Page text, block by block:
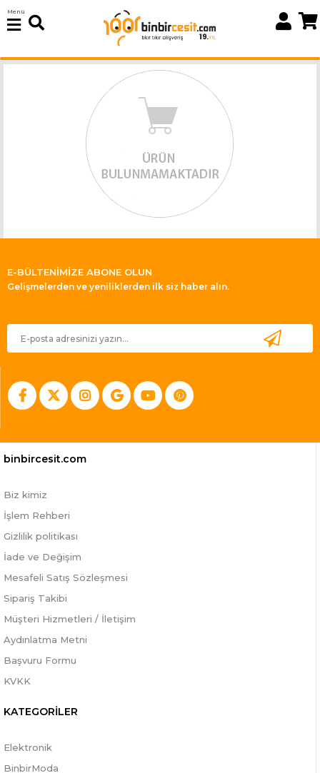
Menü
E-BÜLTENİMİZE ABONE OLUN
Gelişmelerden ve yeniliklerden ilk siz haber alın.
binbircesit.com
Biz kimiz
İşlem Rehberi
Gizlilik politikası
İade ve Değişim
Mesafeli Satış Sözleşmesi
Sipariş Takibi
Müşteri Hizmetleri / İletişim
Aydınlatma Metni
Başvuru Formu
KVKK
KATEGORİLER
Elektronik
BinbirModa